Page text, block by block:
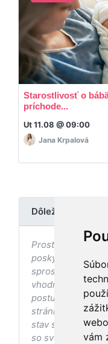
vám
Starostlivosť o
príchode...
Ut 11.08 @ 09:00
Jana Krpalová
Dôležité
Prostredníctvom
poskytovaniu
sprostredkovaniu,
vhodných
postupov a
stránke s
stav sa pred ich
so svojím